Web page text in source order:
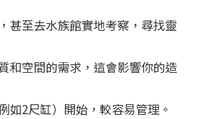
甚至去水族館實地考察，尋找靈
和空間的需求，這會影響你的造
2尺缸）開始，較容易管理。